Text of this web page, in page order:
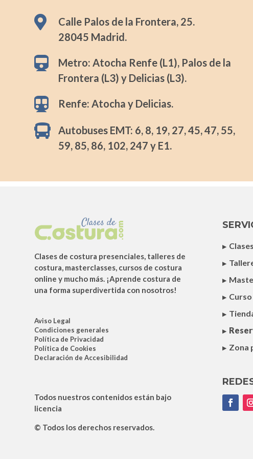

Calle Palos de la Frontera, 25.
28045 Madrid.

Metro: Atocha Renfe (L1), Palos de la
Frontera (L3) y Delicias (L3).
 Renfe: Atocha y Delicias.

Autobuses EMT: 6, 8, 19, 27, 45, 47, 55,
59, 85, 86, 102, 247 y E1.
Clases de costura presenciales, talleres de
costura, masterclasses, cursos de costura
online y mucho más. ¡Aprende costura de
una forma superdivertida con nosotros!
Aviso Legal
Condiciones generales
Política de Privacidad
Política de Cookies
Declaración de Accesibilidad
Todos nuestros contenidos están bajo
licencia
© Todos los derechos reservados.
Zona